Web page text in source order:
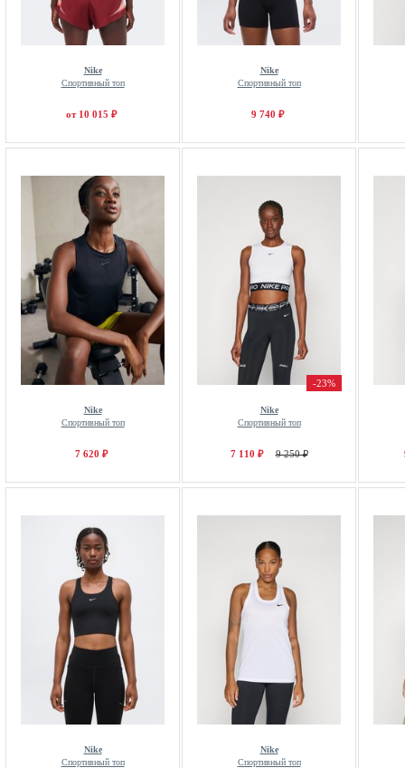
Nike
Спортивный топ
от 10 015 ₽
Nike
Спортивный топ
9 740 ₽
Nike
Спортивный топ
7 620 ₽
-23%
Nike
Спортивный топ
7 110 ₽ 9 250 ₽
Nike
Спортивный топ
Nike
Спортивный топ